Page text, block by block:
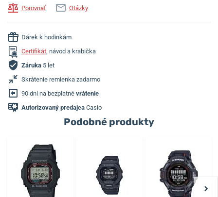
Porovnať Otázky
Dárek k hodinkám
Certifikát, návod a krabička
Záruka 5 let
Skrátenie remienka zadarmo
90 dní na bezplatné vrátenie
Autorizovaný predajca Casio
Podobné produkty